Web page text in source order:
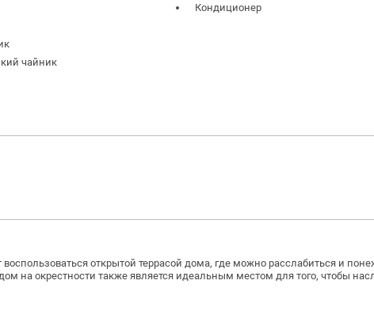
чайник
Кондиционер
воспользоваться открытой террасой дома, где можно расслабиться и
на окрестности также является идеальным местом для того, чтобы